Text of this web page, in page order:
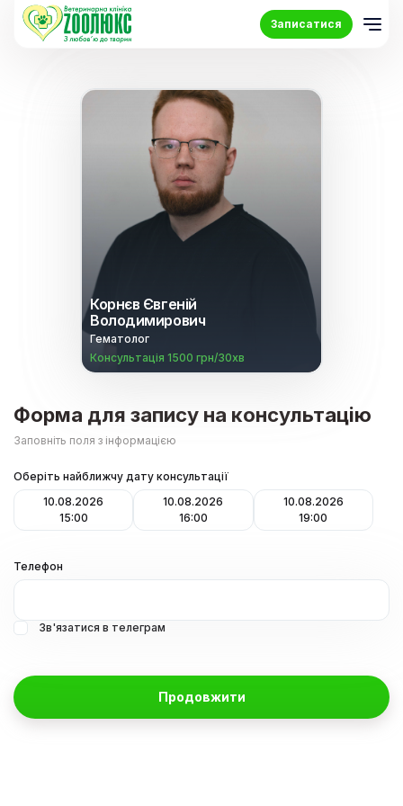
Записатися
Форма для запису на консультацію
Заповніть поля з інформацією
Оберіть найближчу дату консультації
10.08.2026
15:00
10.08.2026
16:00
10.08.2026
19:00
Телефон
Зв'язатися в телеграм
Продовжити
Корнєв Євгеній
Володимирович
Гематолог
Консультація 1500 грн/30хв